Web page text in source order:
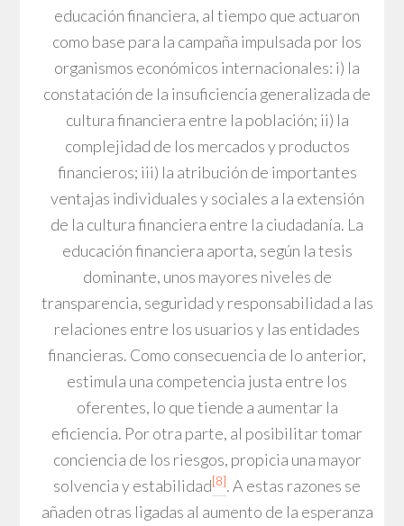
educación financiera, al tiempo que actuaron
como base para la campaña impulsada por los
organismos económicos internacionales: i) la
constatación de la insuficiencia generalizada de
cultura financiera entre la población; ii) la
complejidad de los mercados y productos
financieros; iii) la atribución de importantes
ventajas individuales y sociales a la extensión
de la cultura financiera entre la ciudadanía. La
educación financiera aporta, según la tesis
dominante, unos mayores niveles de
transparencia, seguridad y responsabilidad a las
relaciones entre los usuarios y las entidades
financieras. Como consecuencia de lo anterior,
estimula una competencia justa entre los
oferentes, lo que tiende a aumentar la
eficiencia. Por otra parte, al posibilitar tomar
conciencia de los riesgos, propicia una mayor
solvencia y estabilidad[8]. A estas razones se
añaden otras ligadas al aumento de la esperanza